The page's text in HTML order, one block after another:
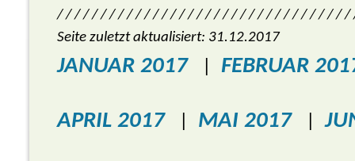
/ / / / / / / / / / / / / / / / / / / / / / / / / / / / / / / / /
Seite zuletzt aktualisiert: 31.12.2017
JANUAR 2017| FEBRUAR
APRIL 2017| MAI 2017|